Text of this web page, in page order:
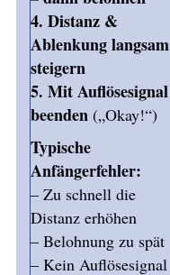
4. Distanz &
Ablenkung langsam
steigern
5. Mit Auflösesignal
beenden („Okay!“)
Typische
Anfängerfehler:
– Zu schnell die
Distanz erhöhen
– Belohnung zu spät
– Kein Auflösesignal